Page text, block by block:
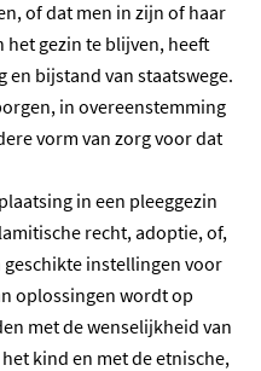
of dat men in zijn of haar
het gezin te blijven, heeft
bijstand van staatswege.
in overeenstemming
vorm van zorg voor dat
in een pleeggezin
recht, adoptie, of,
instellingen voor
oplossingen wordt op
met de wenselijkheid van
kind en met de etnische,